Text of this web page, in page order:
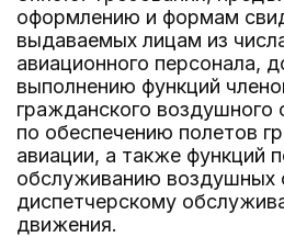
оформлению и формам
выдаваемых лицам из
авиационного персонала,
выполнению функций
гражданского воздушного
по обеспечению полетов
авиации, а также функций
обслуживанию воздушных
диспетчерскому
движения.